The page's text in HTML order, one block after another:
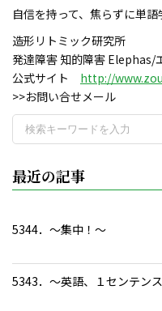
自信を持って、焦らずに単語
造形リトミック研究所
発達障害 知的障害 Elephas/
公式サイト http://
>>お問い合せメール
最近の記事
5344．～集中！〜
5343．～英語、１センテン